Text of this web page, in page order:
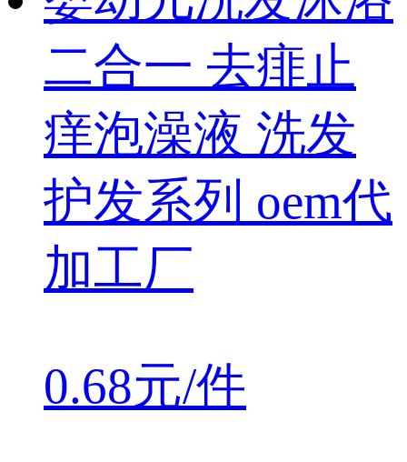
二合一 去痱止
痒泡澡液 洗发
护发系列 oem代
加工厂
0.68元/件